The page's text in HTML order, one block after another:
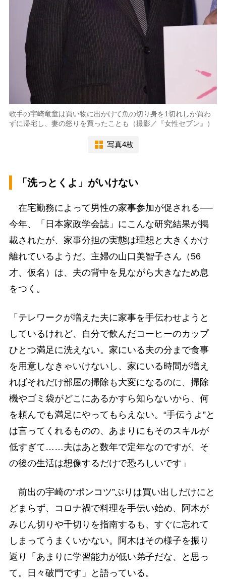
歌手の宇崎竜童は買い物に出かけて魚の切り身を1切れしか買わ
ずに帰宅し、妻の怒りを買ったことも（撮影／『女性セブン』）
写真4枚
「洗っとくよ」がいけない
在宅勤務によって男性の家事参加が促される──
今年、「日本家政学会誌」にこんな研究結果が掲
載されたが、家事分担の実態は理想と大きくかけ
離れているようだ。主婦の山口美智子さん（56
才、仮名）は、夫の背中を見ながら大きなため息
をつく。
「テレワークが増えた夫に家事を手伝わせようと
しているけれど、自分で飲んだコーヒーのカップ
ひとつ満足に洗えない。家にいる夫の分まで食事
を用意しなきゃいけないし、家にいる時間が増え
ればそれだけ部屋の掃除も大変になるのに、掃除
機やゴミ袋がどこにあるかすら知らないから、何
を頼んでも満足にやってもらえない。“手伝うよ”と
は言ってくれるものの、あまりにもそのスキルが
低すぎて……夫はあと数年で定年なのですが、そ
の後の生活は想像するだけで恐ろしいです」
前出の宇崎の“ポンコツ”ぶりは買い出しだけにと
どまらず、コロナ禍で料理を手伝い始め、阿木が
みじん切りや千切りを指南するも、すぐに忘れて
しまってうまくいかない。阿木はその様子を振り
返り「あまりに学習能力が低い弟子だな、と思っ
て。日々破門です」と語っている。